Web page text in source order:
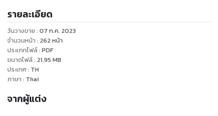
"คุยอะไรคะ ฉันบอกคุณไปหมดแล้ว ปล่อย!"บอกอย่างแสนงอน
เมื่ออยู่ๆก็น้อยใจเขาขึ้นมา
"ป่านจะกลับกรุงเทพพรุ่งนี้เหรอครับ"อาคมตัดสินใจถามคำถาม
แต่มันกลับให้เธอดิ้นมากขึ้น เขาไม่เคยสนใจเรื่องเธอเลยสักนิด
ลันลดาคิดในใจ
"ค่ะ"ลันลดาตอบกลับ เธอแน่ใจว่าพูดเรื่องนี้กับลลนาแค่คนเดียว
อาคมสูดลมหายใจที่มีกลิ่นหอมอ่อนๆ ของคนในอ้อมแขนเข้าจน
รายละเอียด
วันวางขาย : 07 ก.ค. 2023
จำนวนหน้า : 262 หน้า
ประเภทไฟล์: PDF
ขนาดไฟล์: 21.95 MB
ประเทศ: TH
ภาษา : Thai
จากผู้แต่ง